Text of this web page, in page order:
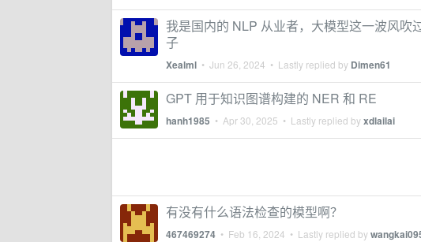
我是国内的 NLP 从业者，大模型这一波风吹
子
Xealml • Jun 26, 2024 • Lastly replied by Dimen61
GPT 用于知识图谱构建的 NER 和 RE
hanh1985 • Apr 30, 2025 • Lastly replied byxdlailai
有没有什么语法检查的模型啊？
467469274 • Feb 16, 2024 • Lastly replied by